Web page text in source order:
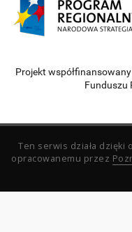
Projekt
Funduszu
Ten serwis działa dzięki
opracowanemu przez